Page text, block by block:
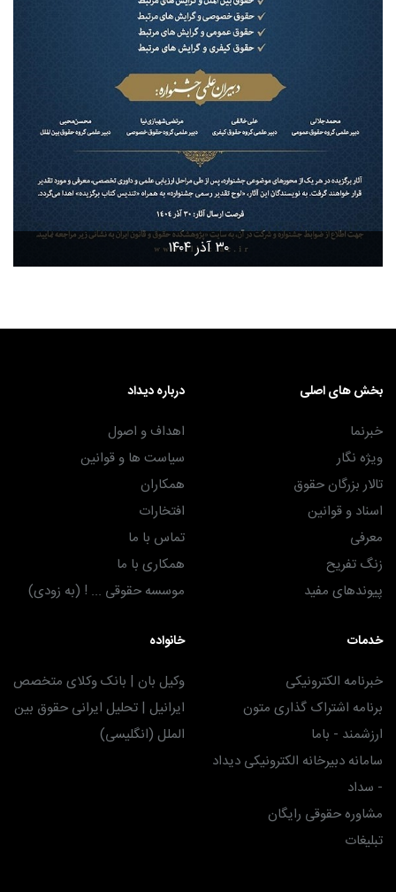
۳۰ آذر ۱۴۰۴
بخش های اصلی
خبرنما
ویژه نگار
تالار بزرگان حقوق
اسناد و قوانین
معرفی
زنگ تفریح
پیوندهای مفید
درباره دیداد
اهداف و اصول
سیاست ها و قوانین
همکاران
افتخارات
تماس با ما
همکاری با ما
موسسه حقوقی ... ! (به زودی)
خدمات
خبرنامه الکترونیکی
برنامه اشتراک گذاری متون
ارزشمند - باما
سامانه دبیرخانه الکترونیکی دیداد
- سداد
مشاوره حقوقی رایگان
تبلیغات
خانواده
وکیل بان | بانک وکلای متخصص
ایرانیل | تحلیل ایرانی حقوق بین
الملل (انگلیسی)